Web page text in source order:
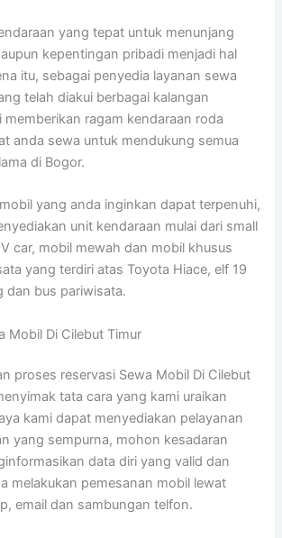
yang tepat untuk menunjang
kepentingan pribadi menjadi hal
itu, sebagai penyedia layanan sewa
telah diakui berbagai kalangan
memberikan ragam kendaraan roda
anda sewa untuk mendukung semua
di Bogor.
yang anda inginkan dapat terpenuhi,
unit kendaraan mulai dari small
car, mobil mewah dan mobil khusus
yang terdiri atas Toyota Hiace, elf 19
dan bus pariwisata.
Mobil Di Cilebut Timur
proses reservasi Sewa Mobil Di Cilebut
tata cara yang kami uraikan
kami dapat menyediakan pelayanan
yang sempurna, mohon kesadaran
data diri yang valid dan
melakukan pemesanan mobil lewat
email dan sambungan telfon.